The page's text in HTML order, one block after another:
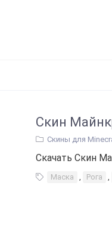
Скин
Скины для
Скачать Скин
Маска , Рога ,